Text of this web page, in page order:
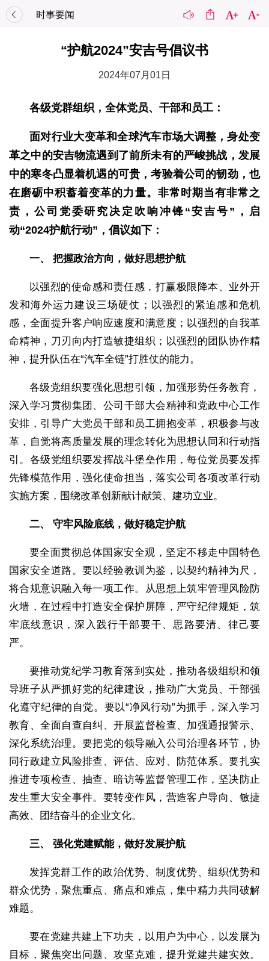
时事要闻
“护航2024”安吉号倡议书
2024年07月01日
各级党群组织，全体党员、干部和员工：
面对行业大变革和全球汽车市场大调整，身处变
革之中的安吉物流遇到了前所未有的严峻挑战，发展
中的寒冬凸显着机遇的可贵，考验着公司的韧劲，也
在磨砺中积蓄着变革的力量。非常时期当有非常之
责，公司党委研究决定吹响冲锋“安吉号”，启
动“2024护航行动”，倡议如下：
一、 把握政治方向，做好思想护航
以强烈的使命感和责任感，打赢极限降本、业外开
发和海外运力建设三场硬仗；以强烈的紧迫感和危机
感，全面提升客户响应速度和满意度；以强烈的自我革
命精神，刀刃向内打造敏捷组织；以强烈的团队协作精
神，提升队伍在“汽车全链”打胜仗的能力。
各级党组织要强化思想引领，加强形势任务教育，
深入学习贯彻集团、公司干部大会精神和党政中心工作
安排，引导广大党员干部和员工拥抱变革，积极参与改
革，自觉将高质量发展的理念转化为思想认同和行动指
引。各级党组织要发挥战斗堡垒作用，每位党员要发挥
先锋模范作用，强化使命担当，落实公司各项改革行动
实施方案，围绕改革创新献计献策、建功立业。
二、 守牢风险底线，做好稳定护航
要全面贯彻总体国家安全观，坚定不移走中国特色
国家安全道路。要以经验教训为鉴，以契约精神为尺，
将合规意识融入每一项工作。从思想上筑牢管理风险防
火墙，在过程中打造安全保护屏障，严守纪律规矩，筑
牢底线意识，深入践行干部要干、思路要清、律己要
严。
要推动党纪学习教育落到实处，推动各级组织和领
导班子从严抓好党的纪律建设，推动广大党员、干部强
化遵守纪律的自觉。要以“净风行动”为抓手，深入学习
教育、全面自查自纠、开展监督检查、加强通报警示、
深化系统治理。要把党的领导融入公司治理各环节，协
同行政建立风险排查、评估、应对、防范体系。要扎实
推进专项检查、抽查、暗访等监督管理工作，坚决防止
发生重大安全事件。要转变作风，营造客户导向、敏捷
高效、团结奋斗的企业文化。
三、 强化党建赋能，做好发展护航
发挥党群工作的政治优势、制度优势、组织优势和
群众优势，聚焦重点、痛点和难点，集中精力共同破解
难题。
要在党建共建上下功夫，以用户为中心，以发展为
目标，聚焦突出问题、攻坚克难，提升党建共建实效。